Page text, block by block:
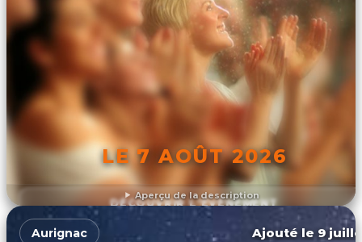
Aperçu de la description
LE 7 AOÛT 2026
DÉCOUVRIR L'ÉVÉNEMENT
Aurignac Ajouté le 9